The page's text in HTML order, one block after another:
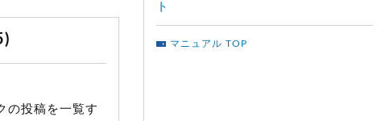
"><mt:Pings>PING:
の投稿を一覧す
ト
マニュアル TOP